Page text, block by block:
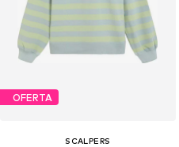
OFERTA
SCALPERS